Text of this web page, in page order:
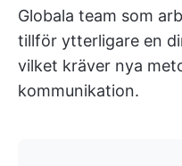
Globala team som
tillför ytterligare en
vilket kräver nya
kommunikation.